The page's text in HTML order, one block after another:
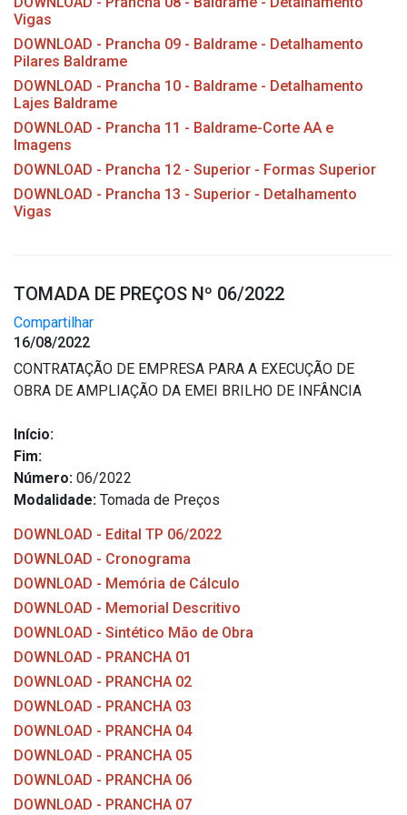
Vigas
DOWNLOAD - Prancha 09 - Baldrame - Detalhamento
Pilares Baldrame
DOWNLOAD - Prancha 10 - Baldrame - Detalhamento
Lajes Baldrame
DOWNLOAD - Prancha 11 - Baldrame-Corte AA e
Imagens
DOWNLOAD - Prancha 12 - Superior - Formas Superior
DOWNLOAD - Prancha 13 - Superior - Detalhamento
Vigas
TOMADA DE PREÇOS Nº 06/2022
Compartilhar
16/08/2022
CONTRATAÇÃO DE EMPRESA PARA A EXECUÇÃO DE
OBRA DE AMPLIAÇÃO DA EMEI BRILHO DE INFÂNCIA
Início:
Fim:
Número: 06/2022
Modalidade: Tomada de Preços
DOWNLOAD - Edital TP 06/2022
DOWNLOAD - Cronograma
DOWNLOAD - Memória de Cálculo
DOWNLOAD - Memorial Descritivo
DOWNLOAD - Sintético Mão de Obra
DOWNLOAD - PRANCHA 01
DOWNLOAD - PRANCHA 02
DOWNLOAD - PRANCHA 03
DOWNLOAD - PRANCHA 04
DOWNLOAD - PRANCHA 05
DOWNLOAD - PRANCHA 06
DOWNLOAD - PRANCHA 07